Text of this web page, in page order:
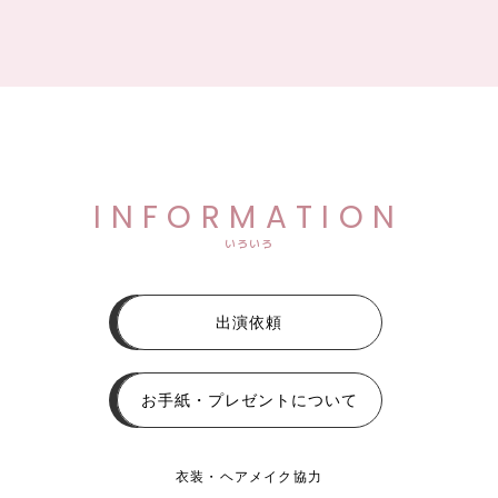
INFORMATION
いろいろ
出演依頼
お手紙・プレゼントについて
衣装・ヘアメイク協力